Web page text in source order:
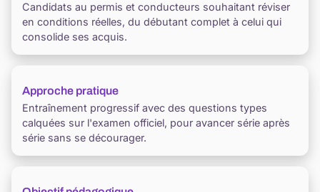
Candidats au permis et conducteurs souhaitant réviser
en conditions réelles, du débutant complet à celui qui
consolide ses acquis.
Approche pratique
Entraînement progressif avec des questions types
calquées sur l'examen officiel, pour avancer série après
série sans se décourager.